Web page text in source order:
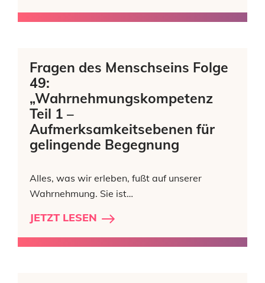
Fragen des Menschseins Folge
49:
„Wahrnehmungskompetenz
Teil 1 –
Aufmerksamkeitsebenen für
gelingende Begegnung
Alles, was wir erleben, fußt auf unserer
Wahrnehmung. Sie ist…
JETZT LESEN